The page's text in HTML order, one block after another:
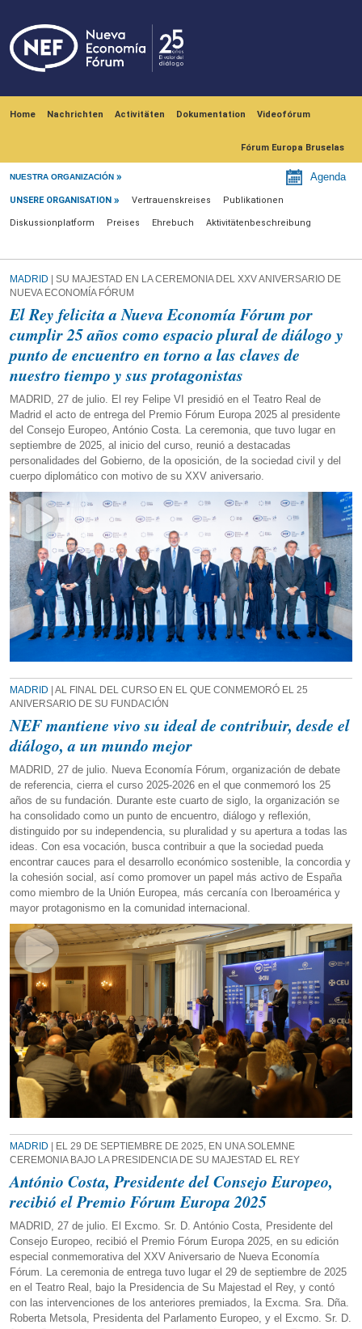
Home Nachrichten Activitäten Dokumentation Videofórum
Fórum Europa Bruselas
NUESTRA ORGANIZACIÓN Agenda
Unsere Organisation
UNSERE ORGANISATION Vertrauenskreises Publikationen
Diskussionplatform Preises Ehrebuch Aktivitätenbeschreibung
MADRID | SU MAJESTAD EN LA CEREMONIA DEL XXV ANIVERSARIO DE
NUEVA ECONOMÍA FÓRUM
El Rey felicita a Nueva Economía Fórum por
cumplir 25 años como espacio plural de diálogo y
punto de encuentro en torno a las claves de
nuestro tiempo y sus protagonistas
MADRID, 27 de julio. El rey Felipe VI presidió en el Teatro Real de
Madrid el acto de entrega del Premio Fórum Europa 2025 al presidente
del Consejo Europeo, António Costa. La ceremonia, que tuvo lugar en
septiembre de 2025, al inicio del curso, reunió a destacadas
personalidades del Gobierno, de la oposición, de la sociedad civil y del
cuerpo diplomático con motivo de su XXV aniversario.
MADRID | AL FINAL DEL CURSO EN EL QUE CONMEMORÓ EL 25
ANIVERSARIO DE SU FUNDACIÓN
NEF mantiene vivo su ideal de contribuir, desde el
diálogo, a un mundo mejor
MADRID, 27 de julio. Nueva Economía Fórum, organización de debate
de referencia, cierra el curso 2025-2026 en el que conmemoró los 25
años de su fundación. Durante este cuarto de siglo, la organización se
ha consolidado como un punto de encuentro, diálogo y reflexión,
distinguido por su independencia, su pluralidad y su apertura a todas las
ideas. Con esa vocación, busca contribuir a que la sociedad pueda
encontrar cauces para el desarrollo económico sostenible, la concordia y
la cohesión social, así como promover un papel más activo de España
como miembro de la Unión Europea, más cercanía con Iberoamérica y
mayor protagonismo en la comunidad internacional.
MADRID | EL 29 DE SEPTIEMBRE DE 2025, EN UNA SOLEMNE
CEREMONIA BAJO LA PRESIDENCIA DE SU MAJESTAD EL REY
António Costa, Presidente del Consejo Europeo,
recibió el Premio Fórum Europa 2025
MADRID, 27 de julio. El Excmo. Sr. D. António Costa, Presidente del
Consejo Europeo, recibió el Premio Fórum Europa 2025, en su edición
especial conmemorativa del XXV Aniversario de Nueva Economía
Fórum. La ceremonia de entrega tuvo lugar el 29 de septiembre de 2025
en el Teatro Real, bajo la Presidencia de Su Majestad el Rey, y contó
con las intervenciones de los anteriores premiados, la Excma. Sra. Dña.
Roberta Metsola, Presidenta del Parlamento Europeo, y el Excmo. Sr. D.